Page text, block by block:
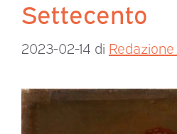
Settecento
2023-02-14 di